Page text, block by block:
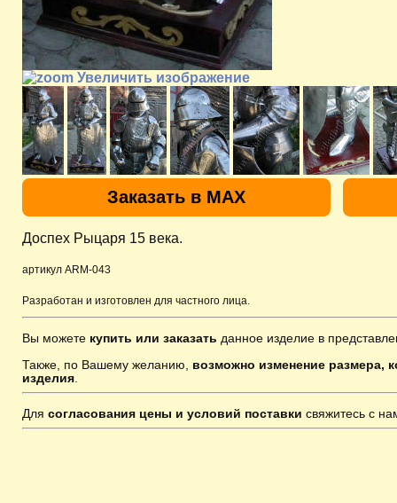
Увеличить изображение
Заказать в MAX
Доспех Рыцаря 15 века.
артикул ARM-043
Разработан и изготовлен для частного лица.
Вы можете купить или заказать данное изделие в
Также, по Вашему желанию, возможно изменение размера,
изделия
Для согласования цены и условий поставки свяжитесь с